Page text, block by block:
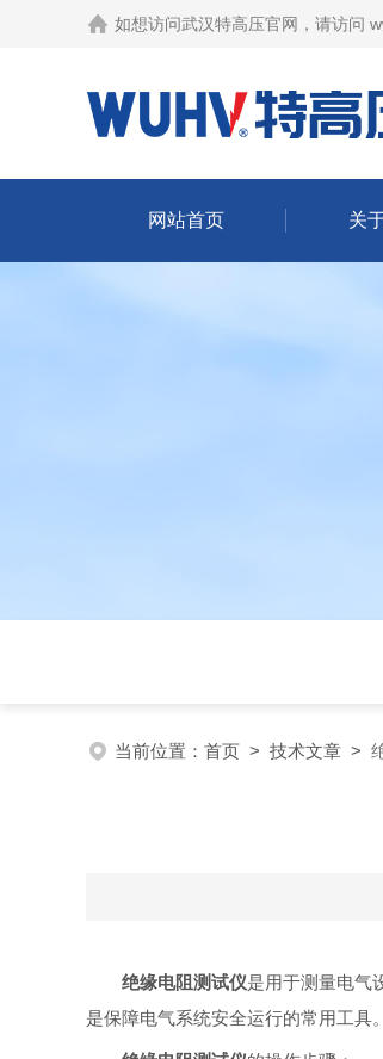
如想访问武汉特高压官网，请访问
网站首页 关
当前位置： 首页 > 技术文章 >
绝缘电阻测试仪是用于测量电气
是保障电气系统安全运行的常用工具。